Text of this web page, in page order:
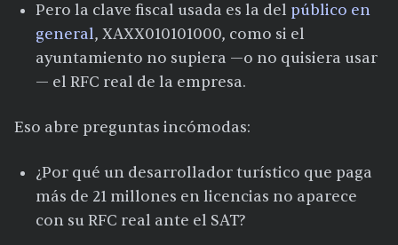
Pero la clave fiscal usada es la del público en
general, XAXX010101000, como si el
ayuntamiento no supiera —o no quisiera usar
— el RFC real de la empresa.
Eso abre preguntas incómodas:
¿Por qué un desarrollador turístico que paga
más de 21 millones en licencias no aparece
con su RFC real ante el SAT?